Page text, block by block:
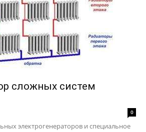
сложных систем
0
электрогенераторов и специальное